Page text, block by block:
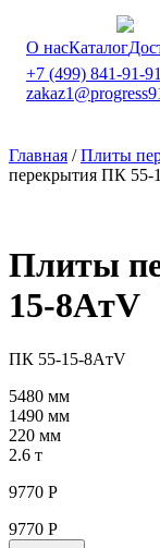
О насКаталог
+7 (499) 841-91-91
Главная /Плиты
перекрытия ПК 55-
Плиты
15-8AтV
ПК 55-15-8AтV
5480 мм
1490 мм
220 мм
2.6 т
9770 Р
9770 Р